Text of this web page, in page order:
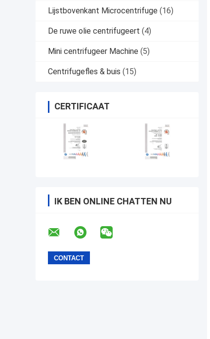
Lijstbovenkant Microcentrifuge (16)
De ruwe olie centrifugeert (4)
Mini centrifugeer Machine (5)
Centrifugefles & buis (15)
CERTIFICAAT
IK BEN ONLINE CHATTEN NU